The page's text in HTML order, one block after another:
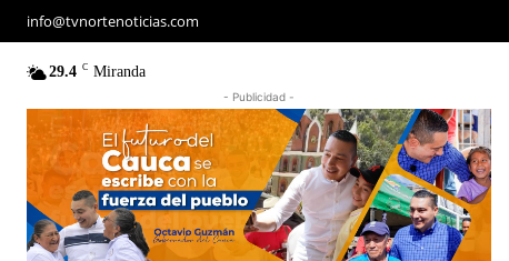
info@tvnortenoticias.com
29.4 C Miranda
- Publicidad -